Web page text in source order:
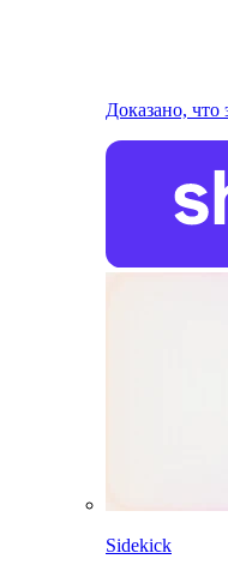
Доказано,
Sidekick